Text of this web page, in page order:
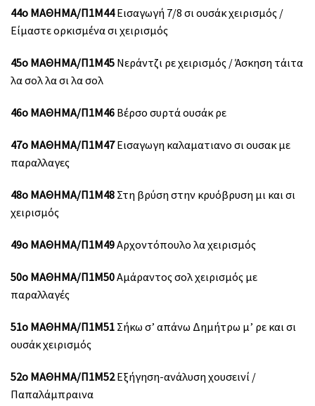
44ο ΜΑΘΗΜΑ/Π1Μ44Εισαγωγή 7/8 σι ουσάκ χειρισμός /
Είμαστε ορκισμένα σι χειρισμός
45ο ΜΑΘΗΜΑ/Π1Μ45 Νεράντζι ρε χειρισμός / Άσκηση τάιτα
λα σολ λα σι λα σολ
46ο ΜΑΘΗΜΑ/Π1Μ46 Βέρσο συρτά ουσάκ ρε
47ο ΜΑΘΗΜΑ/Π1Μ47Εισαγωγη καλαματιανο σι ουσακ με
παραλλαγες
48ο ΜΑΘΗΜΑ/Π1Μ48 Στη βρύση στην κρυόβρυση μι και σι
χειρισμός
49ο ΜΑΘΗΜΑ/Π1Μ49Αρχοντόπουλο λα χειρισμός
50ο ΜΑΘΗΜΑ/Π1Μ50Αμάραντος σολ χειρισμός με
παραλλαγές
51ο ΜΑΘΗΜΑ/Π1Μ51 Σήκω σ’ απάνω Δημήτρω μ’ ρε και σι
ουσάκ χειρισμός
52ο ΜΑΘΗΜΑ/Π1Μ52Εξήγηση-ανάλυση χουσεινί /
Παπαλάμπραινα